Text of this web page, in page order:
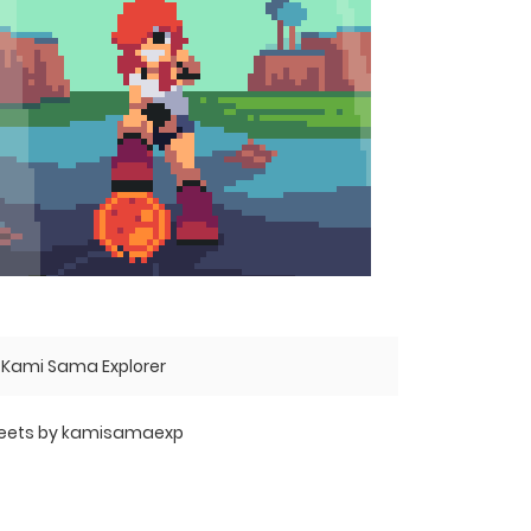
Kami Sama Explorer
by kamisamaexp